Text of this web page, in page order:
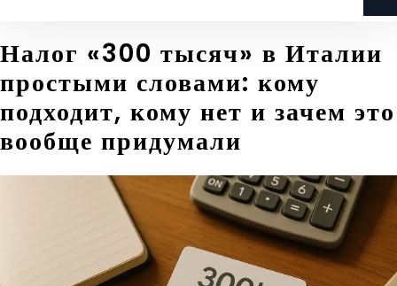
Налог «300 тысяч» в Италии
простыми словами: кому
подходит, кому нет и зачем это
вообще придумали